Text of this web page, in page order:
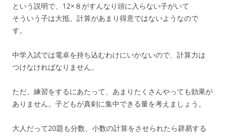
という説明で、12×８がすんなり頭に入らない子がいて
そういう子は大抵、計算があまり得意ではないようなので
す。
中学入試では電卓を持ち込むわけにいかないので、計算力は
つけなければなりません。
ただ、練習をするにあたって、あまりたくさんやっても効果が
ありません。子どもが真剣に集中できる量を考えましょう。
大人だって20題も分数、小数の計算をさせられたら辟易する